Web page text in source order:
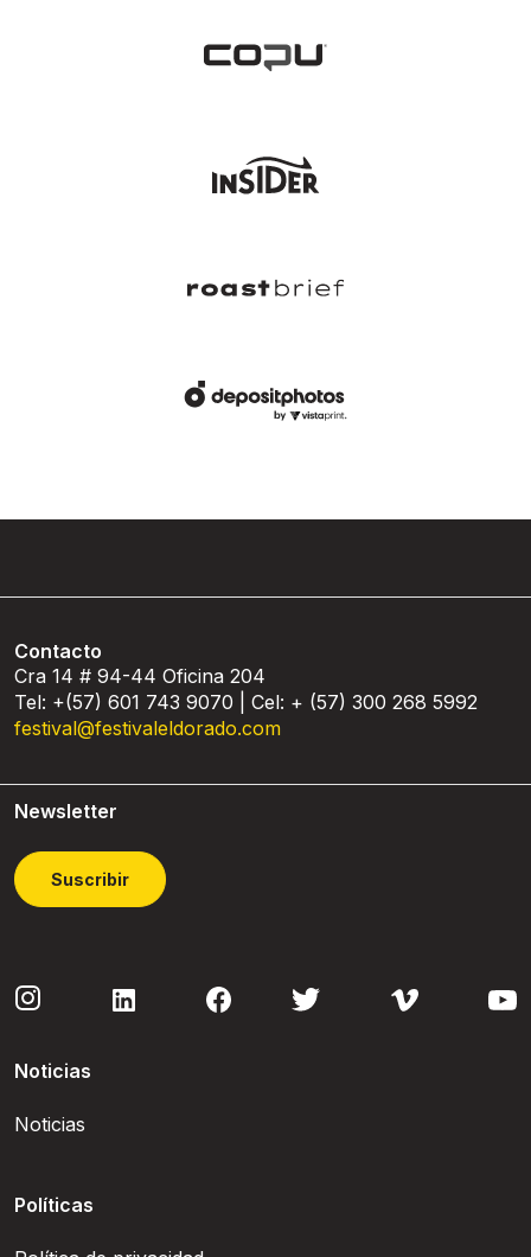
Contacto
Cra 14 # 94-44 Oficina 204
Tel: +(57) 601 743 9070 | Cel: + (57) 300 268 5992
festival@festivaleldorado.com
Newsletter
Suscribir
Noticias
Noticias
Políticas